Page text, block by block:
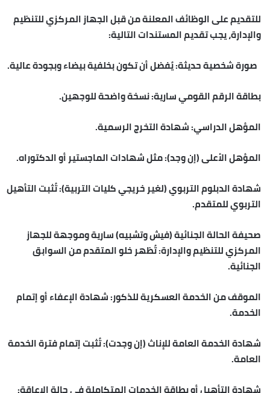
للتقديم على الوظائف المعلنة من قبل الجهاز المركزي للتنظيم
والإدارة، يجب تقديم المستندات التالية:
صورة شخصية حديثة: يُفضل أن تكون بخلفية بيضاء وبجودة عالية.
بطاقة الرقم القومي سارية: نسخة واضحة للوجهين.
المؤهل الدراسي: شهادة التخرج الرسمية.
المؤهل الأعلى (إن وجد): مثل شهادات الماجستير أو الدكتوراه.
شهادة الدبلوم التربوي (لغير خريجي كليات التربية): تُثبت التأهيل
التربوي للمتقدم.
صحيفة الحالة الجنائية (فيش وتشبيه) سارية وموجهة للجهاز
المركزي للتنظيم والإدارة: تُظهر خلو المتقدم من السوابق
الجنائية.
الموقف من الخدمة العسكرية للذكور: شهادة الإعفاء أو إتمام
الخدمة.
شهادة الخدمة العامة للإناث (إن وجدت): تُثبت إتمام فترة الخدمة
العامة.